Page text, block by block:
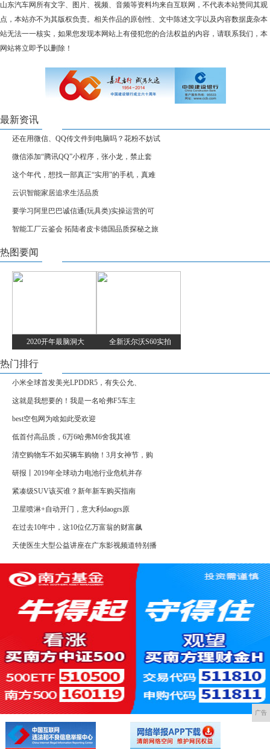
山东汽车网所有文字、图片、视频、音频等资料均来自互联网，不代表本站赞同其观
点，本站亦不为其版权负责。相关作品的原创性、文中陈述文字以及内容数据庞杂本
站无法一一核实，如果您发现本网站上有侵犯您的合法权益的内容，请联系我们，本
网站将立即予以删除！
最新资讯
还在用微信、QQ传文件到电脑吗？花粉不妨试
微信添加“腾讯QQ”小程序，张小龙，禁止套
这个年代，想找一部真正“实用”的手机，真难
云识智能家居追求生活品质
要学习阿里巴巴诚信通(玩具类)实操运营的可
智能工厂云鉴会 拓陆者皮卡德国品质探秘之旅
热图要闻
2020开年最脑洞大 全新沃尔沃S60实拍
热门排行
小米全球首发美光LPDDR5，有失公允、
这就是我想要的！我是一名哈弗F5车主
best空包网为啥如此受欢迎
低首付高品质，6万6哈弗M6舍我其谁
清空购物车不如买辆车购物！3月女神节，购
研报丨2019年全球动力电池行业危机并存
紧凑级SUV该买谁？新年新车购买指南
卫星喷淋+自动开门，意大利daogrs原
在过去10年中，这10位亿万富翁的财富飙
天使医生大型公益讲座在广东影视频道特别播
广告